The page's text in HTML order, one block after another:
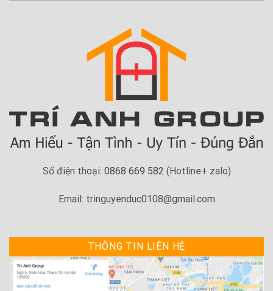
Số điện thoại: 0868 669 582 (Hotline+ zalo)
Email: tringuyenduc0108@gmail.com
THÔNG TIN LIÊN HỆ